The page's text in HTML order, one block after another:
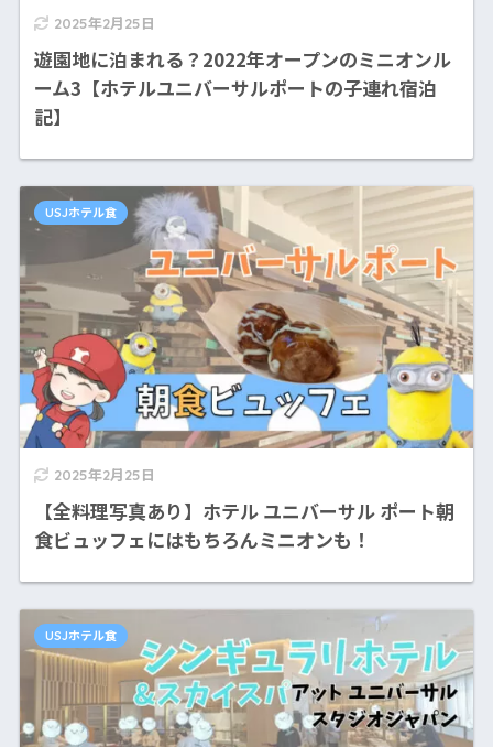
2025年2月25日
遊園地に泊まれる？2022年オープンのミニオンル
ーム3【ホテルユニバーサルポートの子連れ宿泊
記】
2025年2月25日
【全料理写真あり】ホテル ユニバーサル ポート朝
食ビュッフェにはもちろんミニオンも！
USJホテル食
USJホテル食